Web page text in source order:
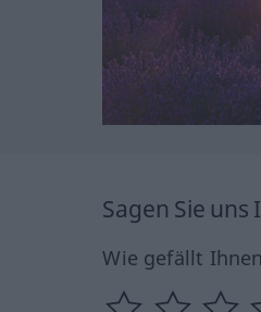
Sagen Sie
Wie gefällt